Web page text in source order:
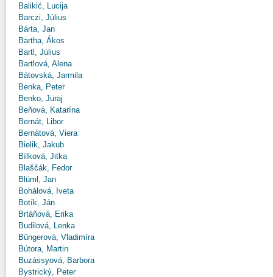
Balikić, Lucija
Barczi, Július
Bárta, Jan
Bartha, Ákos
Bartl, Július
Bartlová, Alena
Bátovská, Jarmila
Benka, Peter
Benko, Juraj
Beňová, Katarína
Bernát, Libor
Bernátová, Viera
Bielik, Jakub
Bílková, Jitka
Blaščák, Fedor
Blüml, Jan
Bohálová, Iveta
Botík, Ján
Brtáňová, Erika
Budilová, Lenka
Büngerová, Vladimíra
Bútora, Martin
Buzássyová, Barbora
Bystrický, Peter